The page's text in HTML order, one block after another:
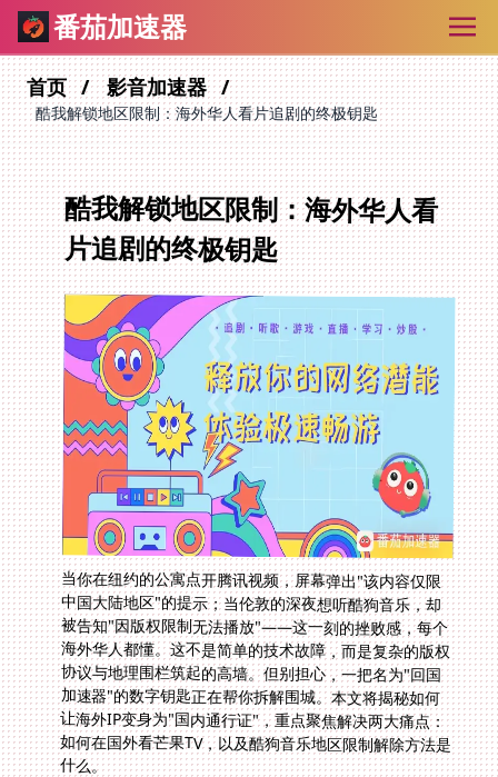
番茄加速器
首页 影音加速器
酷我解锁地区限制：海外华人看片追剧的终极钥匙
酷我解锁地区限制：海外华人看
片追剧的终极钥匙
当你在纽约的公寓点开腾讯视频，屏幕弹出"该内容仅限
中国大陆地区"的提示；当伦敦的深夜想听酷狗音乐，却
被告知"因版权限制无法播放"——这一刻的挫败感，每个
海外华人都懂。这不是简单的技术故障，而是复杂的版权
协议与地理围栏筑起的高墙。但别担心，一把名为"回国
加速器"的数字钥匙正在帮你拆解围城。本文将揭秘如何
让海外IP变身为"国内通行证"，重点聚焦解决两大痛点：
如何在国外看芒果TV，以及酷狗音乐地区限制解除方法是
什么。